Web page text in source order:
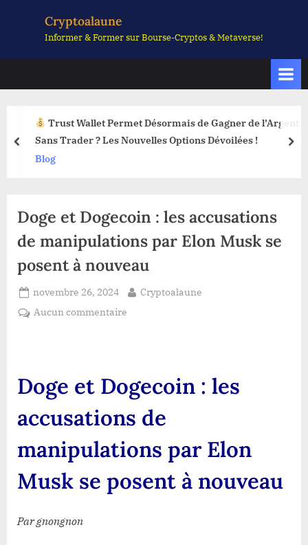
Cryptoalaune
Informer & Former sur Bourse-Cryptos & Metaverse!
Trust Wallet Permet Désormais de Gagner de l’Argent
Sans Trader ? Les Nouvelles Options Dévoilées !
Blog
prev
Doge et Dogecoin : les accusations
de manipulations par Elon Musk se
posent à nouveau
Posted
on
novembre 26, 2024 By
Cryptoalaune
Aucun commentaire
les
accusations
de
par
Musk
Doge et Dogecoin : les
accusations de
manipulations par Elon
Musk se posent à nouveau
Par gnongnon